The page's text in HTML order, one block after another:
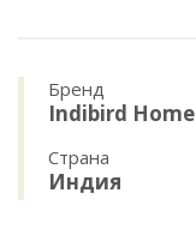
Бренд
Indibird Home
Страна
Индия